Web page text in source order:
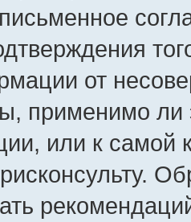
от
применимо ли
или к самой